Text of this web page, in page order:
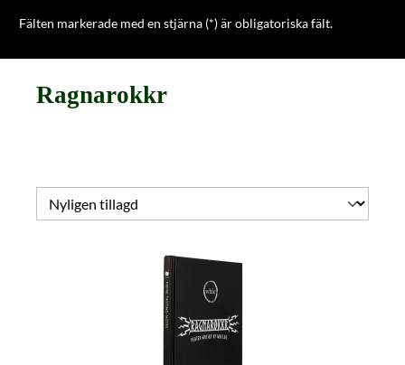
Fälten markerade med en stjärna (*) är obligatoriska fält.
Ragnarokkr